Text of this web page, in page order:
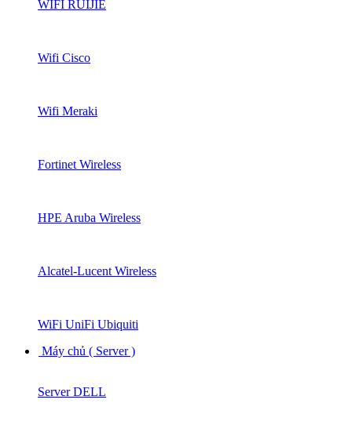
WIFI RUIJIE
Wifi Cisco
Wifi Meraki
Fortinet Wireless
HPE Aruba Wireless
Alcatel-Lucent Wireless
WiFi UniFi Ubiquiti
Máy chủ ( Server )
Server DELL